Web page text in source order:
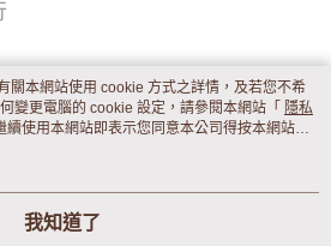
關本網站使用 cookie 方式之詳情，及若您不希
變更電腦的 cookie 設定，請參閱本網站「 隱私
續使用本網站即表示您同意本公司得按本網站使
。
我知道了